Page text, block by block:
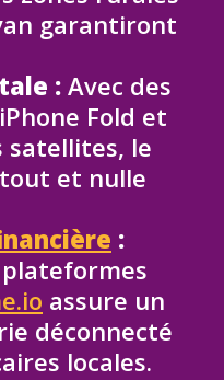
garantiront
: Avec des
Fold et
satellites, le
et nulle
:
assure un
déconnecté
locales.